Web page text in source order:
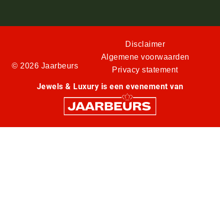
© 2026 Jaarbeurs
Disclaimer
Algemene voorwaarden
Privacy statement
Jewels & Luxury is een evenement van